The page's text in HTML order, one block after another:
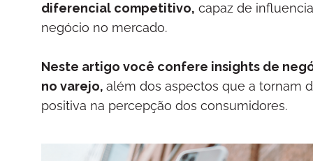
diferencial competitivo, capaz de
negócio no mercado.
Neste artigo você confere insights de
no varejo, além dos aspectos que a tornam
positiva na percepção dos consumidores.